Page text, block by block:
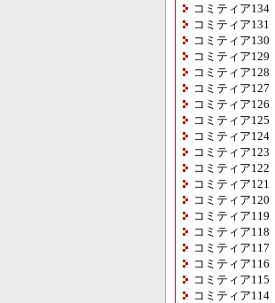
コミティア134
コミティア131
コミティア130
コミティア129
コミティア128
コミティア127
コミティア126
コミティア125
コミティア124
コミティア123
コミティア122
コミティア121
コミティア120
コミティア119
コミティア118
コミティア117
コミティア116
コミティア115
コミティア114